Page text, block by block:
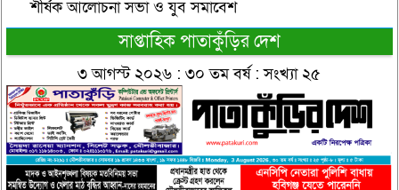
শীর্ষক আলোচনা সভা ও যুব সমাবেশ
সাপ্তাহিক পাতাকুঁড়ির দেশ
৩ আগস্ট ২০২৬ : ৩০ তম বর্ষ : সংখ্যা ২৫